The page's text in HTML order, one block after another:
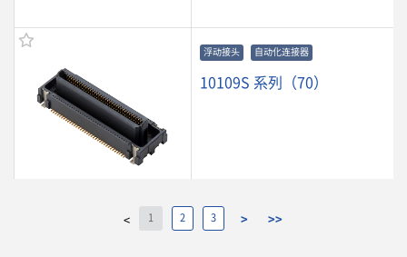
浮动接头 自动化连接器
10109S 系列（70）
10109B 系列（85）
< 1 2 3 > >>